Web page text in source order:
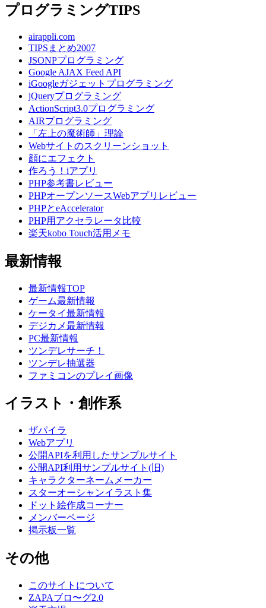
プログラミングTIPS
airappli.com
TIPSまとめ2007
JSONPプログラミング
Google AJAX Feed API
iGoogleガジェットプログラミング
jQueryプログラミング
ActionScript3.0プログラミング
AIRプログラミング
「左上の魔術師」理論
Webサイトのスクリーンショット
顔にエフェクト
作ろう！iアプリ
PHP参考書レビュー
PHPオープンソースWebアプリレビュー
PHPとeAccelerator
PHP用アクセラレータ比較
楽天kobo Touch活用メモ
最新情報
最新情報TOP
ゲーム最新情報
ケータイ最新情報
デジカメ最新情報
PC最新情報
ツンデレサーチ！
ツンデレ抽選器
ファミコンのプレイ画像
イラスト・創作系
ザパイラ
Webアプリ
公開APIを利用したサンプルサイト
公開API利用サンプルサイト(旧)
キャラクターネームメーカー
スターオーシャンイラスト集
ドット絵作成コーナー
メンバーページ
掲示板一覧
その他
このサイトについて
ZAPAブロ〜グ2.0